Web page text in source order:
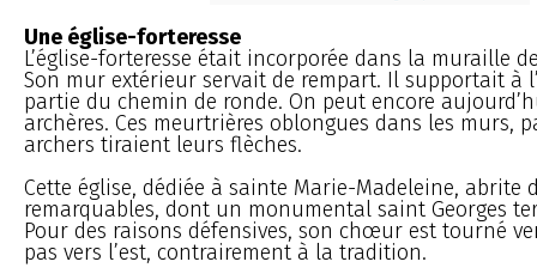
Une église-forteresse
L’église-forteresse était incorporée dans la muraille
Son mur extérieur servait de rempart. Il supportait à
partie du chemin de ronde. On peut encore
archères. Ces meurtrières oblongues dans les murs,
archers tiraient leurs flèches.
Cette église, dédiée à sainte Marie-Madeleine, abrite
remarquables, dont un monumental saint Georges
Pour des raisons défensives, son chœur est tourné
pas vers l’est, contrairement à la tradition.